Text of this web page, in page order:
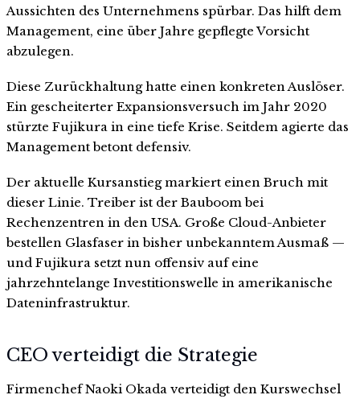
Aussichten des Unternehmens spürbar. Das hilft dem
Management, eine über Jahre gepflegte Vorsicht
abzulegen.
Diese Zurückhaltung hatte einen konkreten Auslöser.
Ein gescheiterter Expansionsversuch im Jahr 2020
stürzte Fujikura in eine tiefe Krise. Seitdem agierte das
Management betont defensiv.
Der aktuelle Kursanstieg markiert einen Bruch mit
dieser Linie. Treiber ist der Bauboom bei
Rechenzentren in den USA. Große Cloud-Anbieter
bestellen Glasfaser in bisher unbekanntem Ausmaß —
und Fujikura setzt nun offensiv auf eine
jahrzehntelange Investitionswelle in amerikanische
Dateninfrastruktur.
CEO verteidigt die Strategie
Firmenchef Naoki Okada verteidigt den Kurswechsel